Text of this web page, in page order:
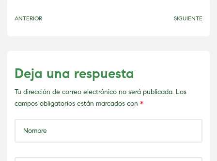
ANTERIOR SIGUIENTE
Deja una respuesta
Tu dirección de correo electrónico no será publicada. Los
campos obligatorios están marcados con *